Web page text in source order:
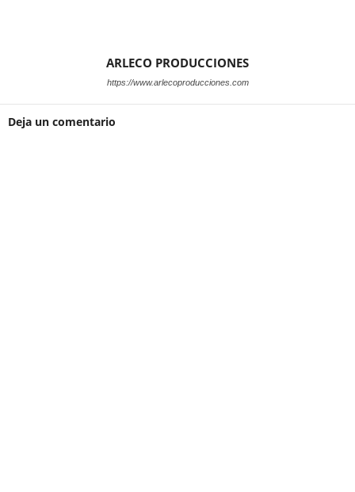
ARLECO PRODUCCIONES
https://www.arlecoproducciones.com
Deja un comentario